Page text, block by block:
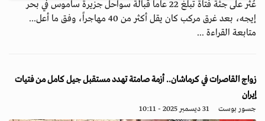
عُثر على جثة فتاة تبلغ 22 عاماً قبالة سواحل جزيرة ساموس في بحر
إيجه، بعد غرق مركب كان يقل أكثر من 40 مهاجراً، وفق ما أعل...
متابعة القراءة ...
زواج القاصرات في كرماشان.. أزمة صامتة تهدد مستقبل جيل كامل من فتيات
إيران
جسور بوست 31 ديسمبر 2025 - 10:11